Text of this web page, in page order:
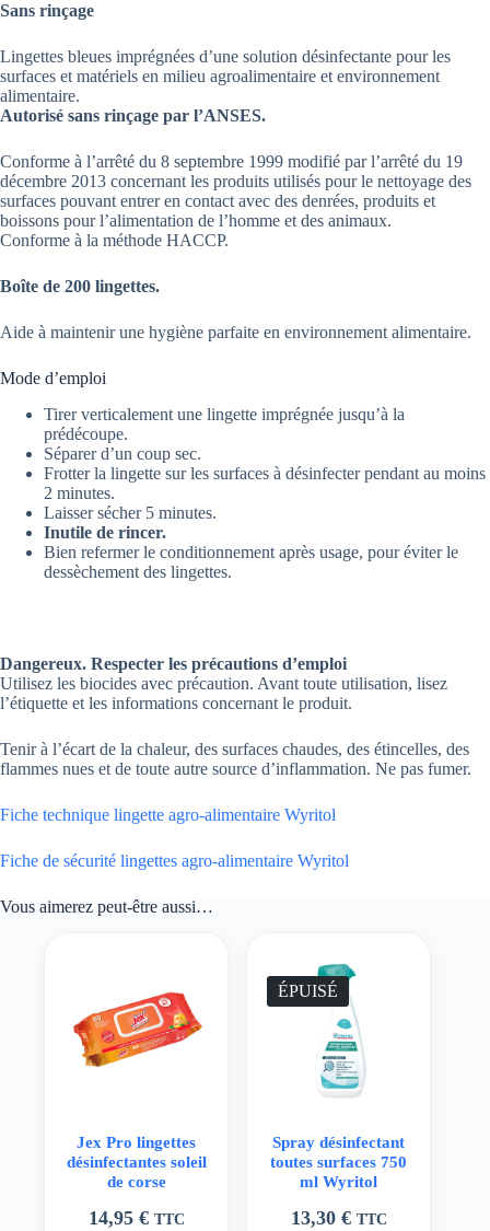
Sans rinçage
Lingettes bleues imprégnées d’une solution désinfectante pour les
surfaces et matériels en milieu agroalimentaire et environnement
alimentaire.
Autorisé sans rinçage par l’ANSES.
Conforme à l’arrêté du 8 septembre 1999 modifié par l’arrêté du 19
décembre 2013 concernant les produits utilisés pour le nettoyage des
surfaces pouvant entrer en contact avec des denrées, produits et
boissons pour l’alimentation de l’homme et des animaux.
Conforme à la méthode HACCP.
Boîte de 200 lingettes.
Aide à maintenir une hygiène parfaite en environnement alimentaire.
Mode d’emploi
Tirer verticalement une lingette imprégnée jusqu’à la
prédécoupe.
Séparer d’un coup sec.
Frotter la lingette sur les surfaces à désinfecter pendant au moins
2 minutes.
Laisser sécher 5 minutes.
Inutile de rincer.
Bien refermer le conditionnement après usage, pour éviter le
dessèchement des lingettes.
Dangereux. Respecter les précautions d’emploi
Utilisez les biocides avec précaution. Avant toute utilisation, lisez
l’étiquette et les informations concernant le produit.
Tenir à l’écart de la chaleur, des surfaces chaudes, des étincelles, des
flammes nues et de toute autre source d’inflammation. Ne pas fumer.
Fiche technique lingette agro-alimentaire Wyritol
Fiche de sécurité lingettes agro-alimentaire Wyritol
Vous aimerez peut-être aussi…
Jex Pro lingettes
désinfectantes soleil
de corse
14,95 € TTC
ÉPUISÉ
Spray désinfectant
toutes surfaces 750
ml Wyritol
13,30 € TTC